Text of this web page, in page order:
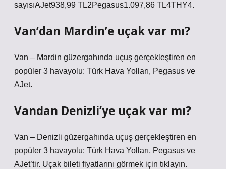
sayısıAJet938,99 TL2Pegasus1.097,86 TL4THY4.
Van’dan Mardin’e uçak var mı?
Van – Mardin güzergahında uçuş gerçekleştiren en
popüler 3 havayolu: Türk Hava Yolları, Pegasus ve
AJet.
Vandan Denizli’ye uçak var mı?
Van – Denizli güzergahında uçuş gerçekleştiren en
popüler 3 havayolu: Türk Hava Yolları, Pegasus ve
AJet’tir. Uçak bileti fiyatlarını görmek için tıklayın.